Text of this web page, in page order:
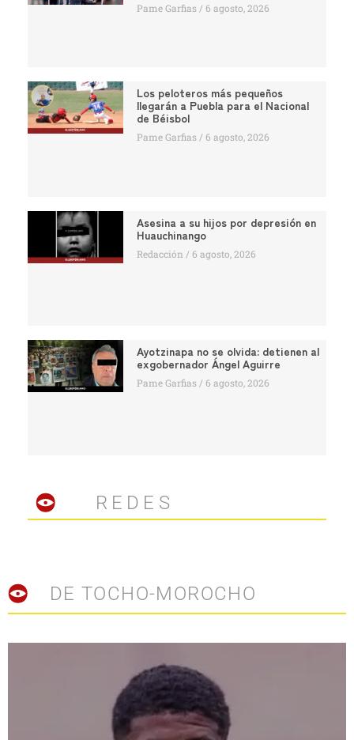
Pame Garfias 6 agosto, 2026
Los peloteros más pequeños
llegarán a Puebla para el Nacional
de Béisbol
Pame Garfias 6 agosto, 2026
Asesina a su hijos por depresión en
Huauchinango
Redacción 6 agosto, 2026
Ayotzinapa no se olvida: detienen al
exgobernador Ángel Aguirre
Pame Garfias 6 agosto, 2026
REDES
DE TOCHO-MOROCHO